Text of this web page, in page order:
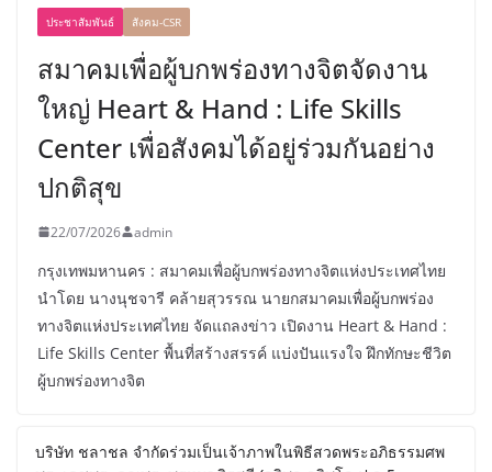
ประชาสัมพันธ์ สังคม-CSR
สมาคมเพื่อผู้บกพร่องทางจิตจัดงาน
ใหญ่ Heart & Hand : Life Skills
Center เพื่อสังคมได้อยู่ร่วมกันอย่าง
ปกติสุข
22/07/2026 admin
กรุงเทพมหานคร : สมาคมเพื่อผู้บกพร่องทางจิตแห่งประเทศไทย
นำโดย นางนุชจารี คล้ายสุวรรณ นายกสมาคมเพื่อผู้บกพร่อง
ทางจิตแห่งประเทศไทย จัดแถลงข่าว เปิดงาน Heart & Hand :
Life Skills Center พื้นที่สร้างสรรค์ แบ่งปันแรงใจ ฝึกทักษะชีวิต
ผู้บกพร่องทางจิต
บริษัท ชลาชล จำกัดร่วมเป็นเจ้าภาพในพิธีสวดพระอภิธรรมศพ